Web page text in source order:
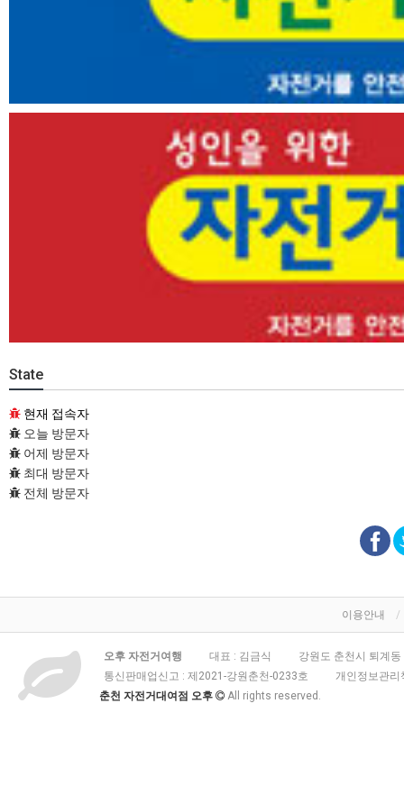
State
현재 접속자
오늘 방문자
어제 방문자
최대 방문자
전체 방문자
이용안내
오후 자전거여행 대표 : 김금식
강원도 춘천시 퇴계
통신판매업신고 : 제2021-강원춘천-0233호
개인정보관리
춘천 자전거대여점 오후
All rights reserved.